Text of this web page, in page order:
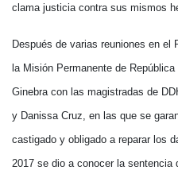
clama justicia contra sus mismos
Después de varias reuniones en
la Misión Permanente de
Ginebra con las magistradas de
y Danissa Cruz, en las que se
castigado y obligado a reparar los
2017 se dio a conocer la sentencia